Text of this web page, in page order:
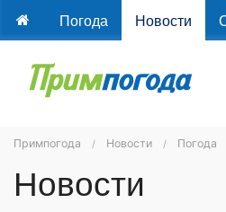
Погода Новости
Примпогода Новости Погода
Новости